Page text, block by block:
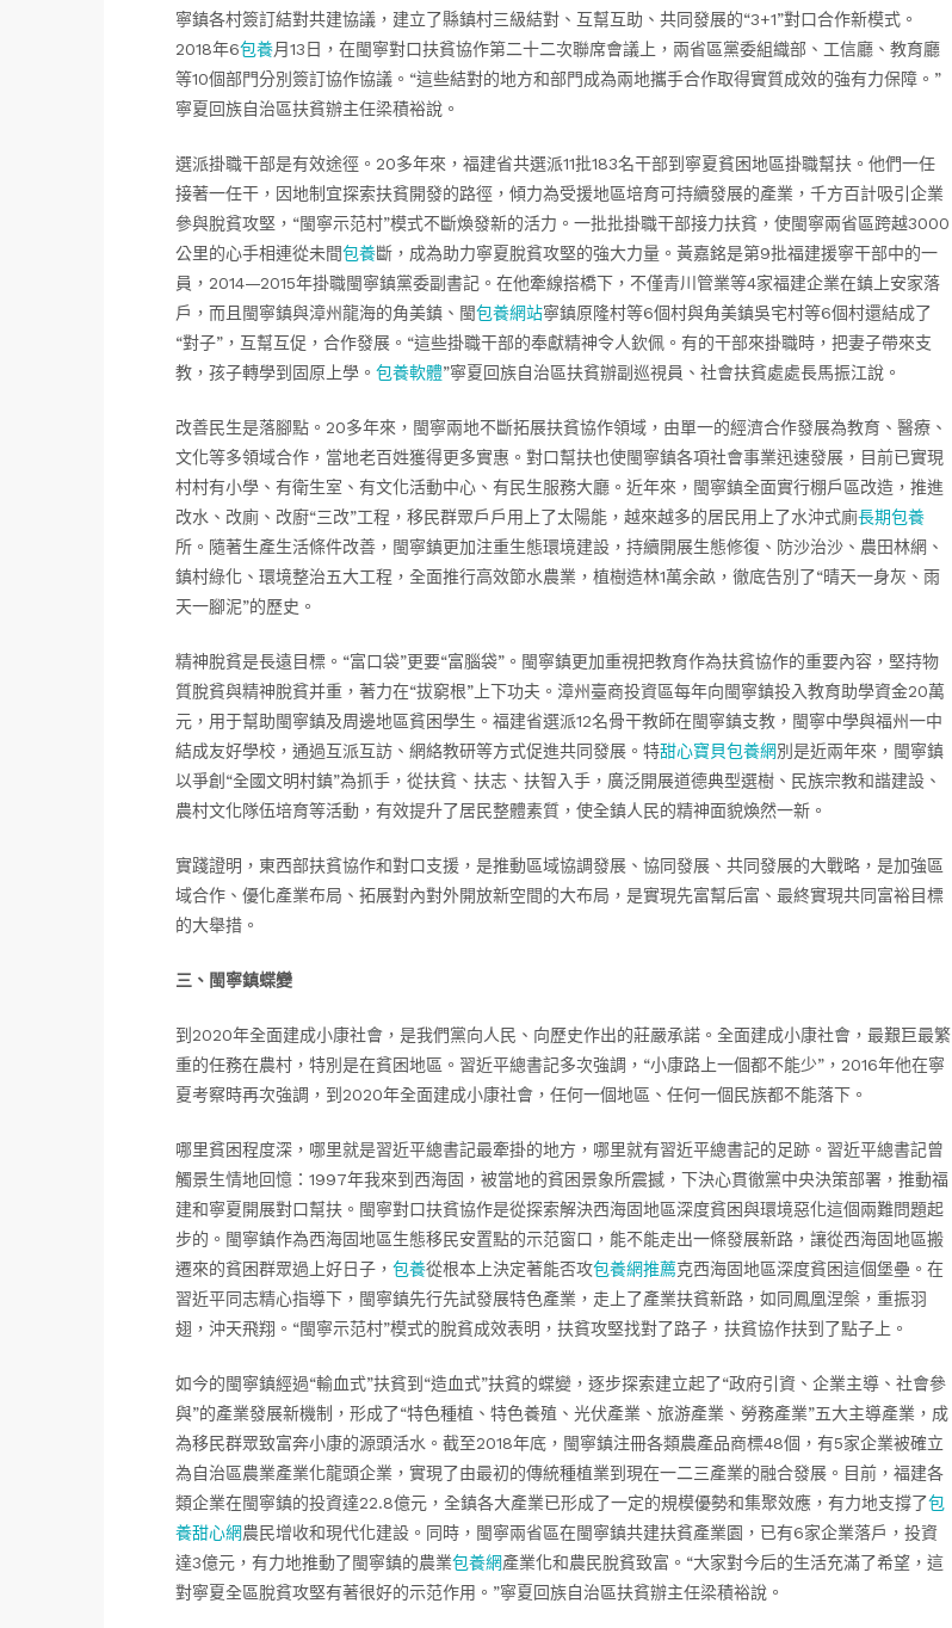
寧鎮各村簽訂結對共建協議，建立了縣鎮村三級結對、互幫互助、共同發展的“3+1”對口合作新模式。
2018年6包養月13日，在閩寧對口扶貧協作第二十二次聯席會議上，兩省區黨委組織部、工信廳、教育廳
等10個部門分別簽訂協作協議。“這些結對的地方和部門成為兩地攜手合作取得實質成效的強有力保障。”
寧夏回族自治區扶貧辦主任梁積裕說。
選派掛職干部是有效途徑。20多年來，福建省共選派11批183名干部到寧夏貧困地區掛職幫扶。他們一任
接著一任干，因地制宜探索扶貧開發的路徑，傾力為受援地區培育可持續發展的產業，千方百計吸引企業
參與脫貧攻堅，“閩寧示范村”模式不斷煥發新的活力。一批批掛職干部接力扶貧，使閩寧兩省區跨越3000
公里的心手相連從未間包養斷，成為助力寧夏脫貧攻堅的強大力量。黃嘉銘是第9批福建援寧干部中的一
員，2014—2015年掛職閩寧鎮黨委副書記。在他牽線搭橋下，不僅青川管業等4家福建企業在鎮上安家落
戶，而且閩寧鎮與漳州龍海的角美鎮、閩包養網站寧鎮原隆村等6個村與角美鎮吳宅村等6個村還結成了
“對子”，互幫互促，合作發展。“這些掛職干部的奉獻精神令人欽佩。有的干部來掛職時，把妻子帶來支
教，孩子轉學到固原上學。 包養軟體”寧夏回族自治區扶貧辦副巡視員、社會扶貧處處長馬振江說。
改善民生是落腳點。20多年來，閩寧兩地不斷拓展扶貧協作領域，由單一的經濟合作發展為教育、醫療、
文化等多領域合作，當地老百姓獲得更多實惠。對口幫扶也使閩寧鎮各項社會事業迅速發展，目前已實現
村村有小學、有衛生室、有文化活動中心、有民生服務大廳。近年來，閩寧鎮全面實行棚戶區改造，推進
改水、改廁、改廚“三改”工程，移民群眾戶戶用上了太陽能，越來越多的居民用上了水沖式廁長期包養
所。隨著生產生活條件改善，閩寧鎮更加注重生態環境建設，持續開展生態修復、防沙治沙、農田林網、
鎮村綠化、環境整治五大工程，全面推行高效節水農業，植樹造林1萬余畝，徹底告別了“晴天一身灰、雨
天一腳泥”的歷史。
精神脫貧是長遠目標。“富口袋”更要“富腦袋”。閩寧鎮更加重視把教育作為扶貧協作的重要內容，堅持物
質脫貧與精神脫貧并重，著力在“拔窮根”上下功夫。漳州臺商投資區每年向閩寧鎮投入教育助學資金20萬
元，用于幫助閩寧鎮及周邊地區貧困學生。福建省選派12名骨干教師在閩寧鎮支教，閩寧中學與福州一中
結成友好學校，通過互派互訪、網絡教研等方式促進共同發展。特甜心寶貝包養網別是近兩年來，閩寧鎮
以爭創“全國文明村鎮”為抓手，從扶貧、扶志、扶智入手，廣泛開展道德典型選樹、民族宗教和諧建設、
農村文化隊伍培育等活動，有效提升了居民整體素質，使全鎮人民的精神面貌煥然一新。
實踐證明，東西部扶貧協作和對口支援，是推動區域協調發展、協同發展、共同發展的大戰略，是加強區
域合作、優化產業布局、拓展對內對外開放新空間的大布局，是實現先富幫后富、最終實現共同富裕目標
的大舉措。
三、閩寧鎮蝶變
到2020年全面建成小康社會，是我們黨向人民、向歷史作出的莊嚴承諾。全面建成小康社會，最艱巨最繁
重的任務在農村，特別是在貧困地區。習近平總書記多次強調，“小康路上一個都不能少”，2016年他在寧
夏考察時再次強調，到2020年全面建成小康社會，任何一個地區、任何一個民族都不能落下。
哪里貧困程度深，哪里就是習近平總書記最牽掛的地方，哪里就有習近平總書記的足跡。習近平總書記曾
觸景生情地回憶：1997年我來到西海固，被當地的貧困景象所震撼，下決心貫徹黨中央決策部署，推動福
建和寧夏開展對口幫扶。閩寧對口扶貧協作是從探索解決西海固地區深度貧困與環境惡化這個兩難問題起
步的。閩寧鎮作為西海固地區生態移民安置點的示范窗口，能不能走出一條發展新路，讓從西海固地區搬
遷來的貧困群眾過上好日子， 包養從根本上決定著能否攻包養網推薦克西海固地區深度貧困這個堡壘。在
習近平同志精心指導下，閩寧鎮先行先試發展特色產業，走上了產業扶貧新路，如同鳳凰涅槃，重振羽
翅，沖天飛翔。“閩寧示范村”模式的脫貧成效表明，扶貧攻堅找對了路子，扶貧協作扶到了點子上。
如今的閩寧鎮經過“輸血式”扶貧到“造血式”扶貧的蝶變，逐步探索建立起了“政府引資、企業主導、社會參
與”的產業發展新機制，形成了“特色種植、特色養殖、光伏產業、旅游產業、勞務產業”五大主導產業，成
為移民群眾致富奔小康的源頭活水。截至2018年底，閩寧鎮注冊各類農產品商標48個，有5家企業被確立
為自治區農業產業化龍頭企業，實現了由最初的傳統種植業到現在一二三產業的融合發展。目前，福建各
類企業在閩寧鎮的投資達22.8億元，全鎮各大產業已形成了一定的規模優勢和集聚效應，有力地支撐了包
養甜心網農民增收和現代化建設。同時，閩寧兩省區在閩寧鎮共建扶貧產業園，已有6家企業落戶，投資
達3億元，有力地推動了閩寧鎮的農業包養網產業化和農民脫貧致富。“大家對今后的生活充滿了希望，這
對寧夏全區脫貧攻堅有著很好的示范作用。”寧夏回族自治區扶貧辦主任梁積裕說。